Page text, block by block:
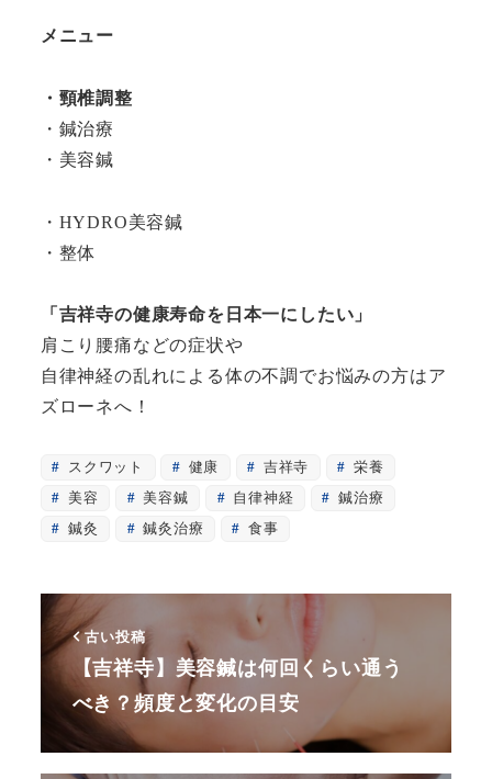
メニュー
・頸椎調整
・鍼治療
・美容鍼
・HYDRO美容鍼
・整体
「吉祥寺の健康寿命を日本一にしたい」
肩こり腰痛などの症状や
自律神経の乱れによる体の不調でお悩みの方はア
ズローネへ！
スクワット 健康 吉祥寺
栄養
美容
美容鍼 自律神経
鍼治療
鍼灸
鍼灸治療 食事
古い投稿
【吉祥寺】美容鍼は何回くらい通う
べき？頻度と変化の目安